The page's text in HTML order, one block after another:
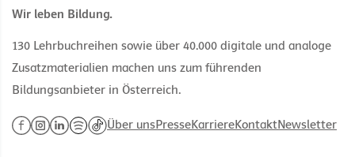
Wir leben Bildung.
130 Lehrbuchreihen sowie über 40.000 digitale und analoge
Zusatzmaterialien machen uns zum führenden
Bildungsanbieter in Österreich.
Über unsPresseKarriereKontaktNewsletter